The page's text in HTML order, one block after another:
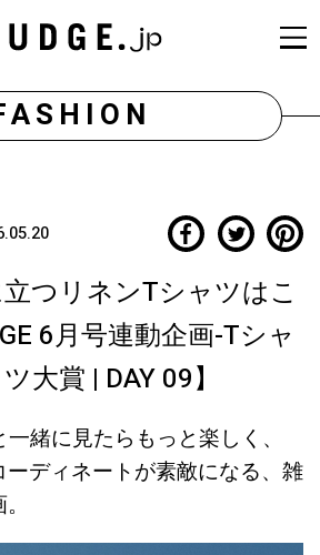
つリネンTシャツはこ
6月号連動企画-Tシャ
大賞 | DAY 09】
一緒に見たらもっと楽しく、
ーディネートが素敵になる、雑